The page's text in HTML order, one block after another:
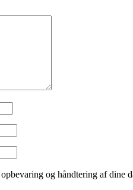
og håndtering af dine